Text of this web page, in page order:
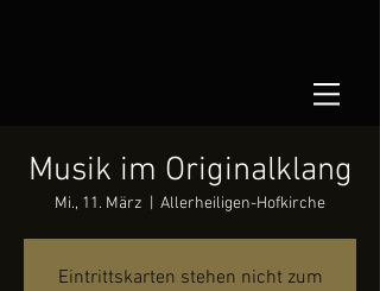
Musik im Originalklang
Mi., 11. März Allerheiligen-Hofkirche
Eintrittskarten stehen nicht zum